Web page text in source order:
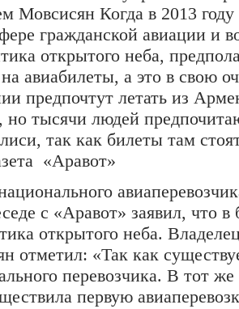
Мовсисян Когда в 2013 году
гражданской авиации и
открытого неба,
авиабилеты, а это в свою
предпочтут летать из
но тысячи людей
так как билеты там
«Аравот»
с «Аравот» заявил, что в
открытого неба.
отметил: «Так как
перевозчика. В тот
первую